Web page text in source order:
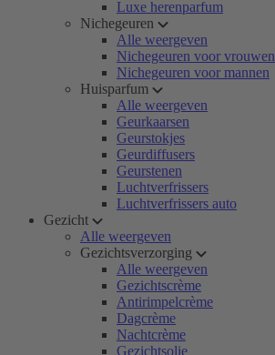
Luxe herenparfum
Nichegeuren
Alle weergeven
Nichegeuren voor vrouwen
Nichegeuren voor mannen
Huisparfum
Alle weergeven
Geurkaarsen
Geurstokjes
Geurdiffusers
Geurstenen
Luchtverfrissers
Luchtverfrissers auto
Gezicht
Alle weergeven
Gezichtsverzorging
Alle weergeven
Gezichtscrème
Antirimpelcrème
Dagcrème
Nachtcrème
Gezichtsolie